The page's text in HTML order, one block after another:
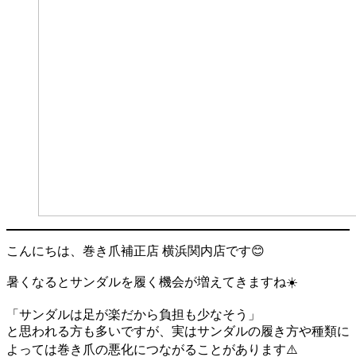
こんにちは、巻き爪補正店 横浜関内店です😊
暑くなるとサンダルを履く機会が増えてきますね☀️
「サンダルは足が楽だから負担も少なそう」
と思われる方も多いですが、実はサンダルの履き方や種類に
よっては巻き爪の悪化につながることがあります⚠️